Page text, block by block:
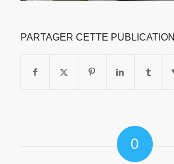
PARTAGER CETTE PUBLICATION
0